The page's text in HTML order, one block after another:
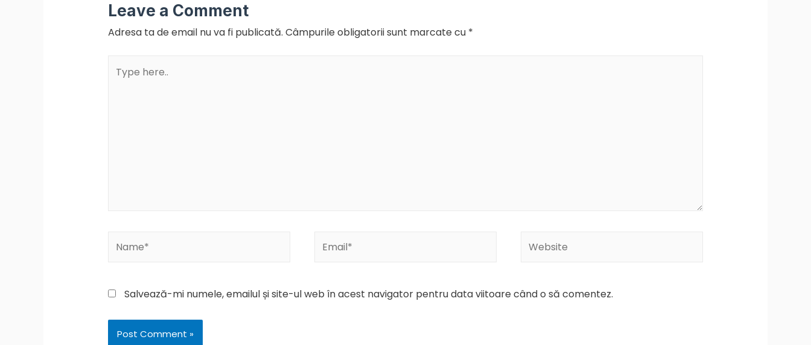
Leave a Comment
Adresa ta de email nu va fi publicată. Câmpurile obligatorii sunt marcate cu *
here..
Website
Salvează-mi numele, emailul și site-ul web în acest navigator pentru data viitoare când o să comentez.